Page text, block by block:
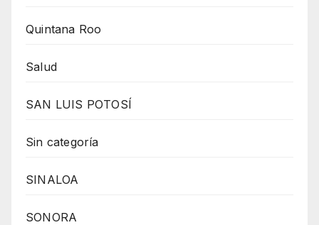
Quintana Roo
Salud
SAN LUIS POTOSÍ
Sin categoría
SINALOA
SONORA